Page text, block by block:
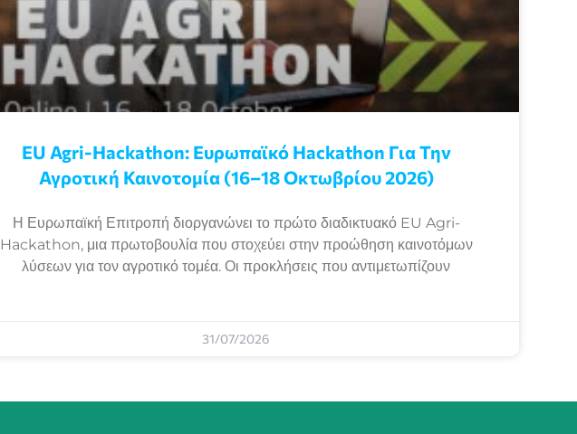
EU Agri-Hackathon: Eυρωπαϊκό Ηackathon Για Την
Αγροτική Καινοτομία (16–18 Οκτωβρίου 2026)
Η Ευρωπαϊκή Επιτροπή διοργανώνει το πρώτο διαδικτυακό EU Agri-
Hackathon, μια πρωτοβουλία που στοχεύει στην προώθηση καινοτόμων
λύσεων για τον αγροτικό τομέα. Οι προκλήσεις που αντιμετωπίζουν
31/07/2026